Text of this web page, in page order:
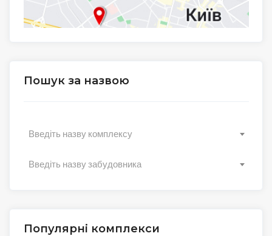
Пошук за назвою
Введіть назву комплексу
Введіть назву забудовника
Популярні комплекси